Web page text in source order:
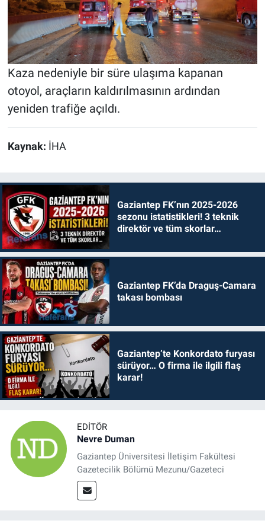
Kaza nedeniyle bir süre ulaşıma kapanan
otoyol, araçların kaldırılmasının ardından
yeniden trafiğe açıldı.
Kaynak: İHA
Gaziantep FK’nın 2025-2026
sezonu istatistikleri! 3 teknik
direktör ve tüm skorlar…
Gaziantep FK’da Draguş-Camara
takası bombası
Gaziantep’te Konkordato furyası
sürüyor… O firma ile ilgili flaş
karar!
EDITÖR
Nevre Duman
Gaziantep Üniversitesi İletişim Fakültesi
Gazetecilik Bölümü Mezunu/Gazeteci